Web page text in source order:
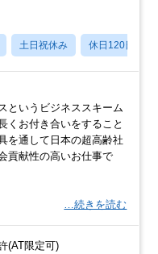
土日祝休み 休日120日以上
というビジネススキーム
くお付き合いをすること
を通して日本の超高齢社
貢献性の高いお仕事で
…続きを読む
(AT限定可)